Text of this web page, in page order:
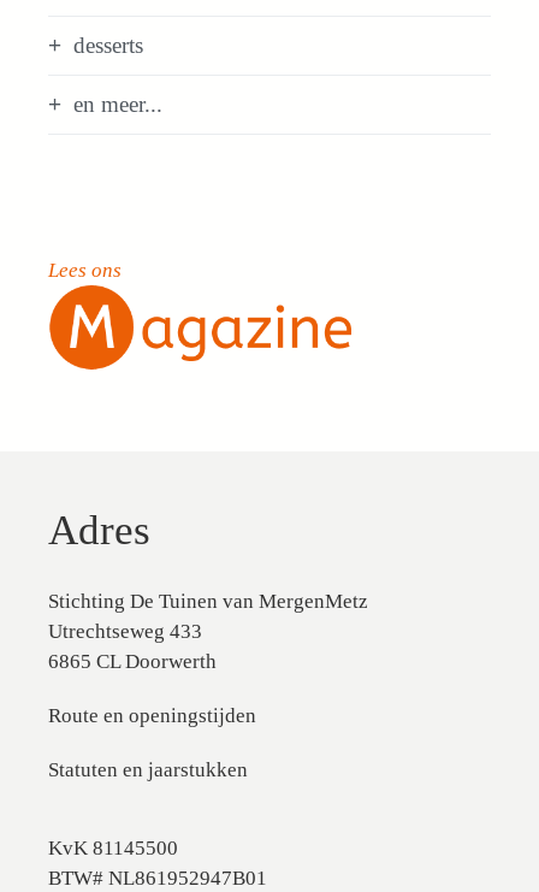
desserts
en meer...
Lees ons
Adres
Stichting De Tuinen van MergenMetz
Utrechtseweg 433
6865 CL Doorwerth
Route en openingstijden
Statuten en jaarstukken
KvK 81145500
BTW# NL861952947B01